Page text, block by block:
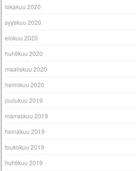
lokakuu 2020
syyskuu 2020
elokuu 2020
huhtikuu 2020
maaliskuu 2020
helmikuu 2020
joulukuu 2019
marraskuu 2019
heinäkuu 2019
toukokuu 2019
huhtikuu 2019